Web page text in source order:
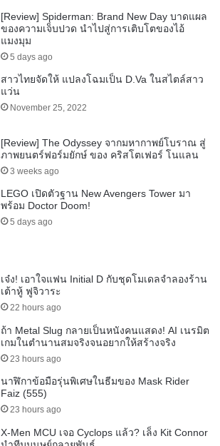
[Review] Spiderman: Brand New Day บาดแผล
ของความเจ็บปวด นำไปสู่การเติบโตของไอ้
แมงมุม
5 days ago
สาวไทยจัดให้ แปลงโฉมเป็น D.Va ในสไตล์สาว
แว่น
November 25, 2022
[Review] The Odyssey จากมหากาพย์โบราณ สู่
ภาพยนตร์ฟอร์มยักษ์ ของ คริสโตเฟอร์ โนแลน
3 weeks ago
LEGO เปิดตัวฐาน New Avengers Tower มา
พร้อม Doctor Doom!
5 days ago
เจ๋ง! เอาใจแฟน Initial D กับชุดโมเดลจำลองร้าน
เต้าหู้ ฟูจิวาระ
22 hours ago
ถ้า Metal Slug กลายเป็นหนังคนแสดง! AI เนรมิต
เกมในตำนานสมจริงจนอยากให้สร้างจริง
23 hours ago
นาฬิกาข้อมือรุ่นพิเศษในธีมของ Mask Rider
Faiz (555)
23 hours ago
X-Men MCU เจอ Cyclops แล้ว? เล็ง Kit Connor